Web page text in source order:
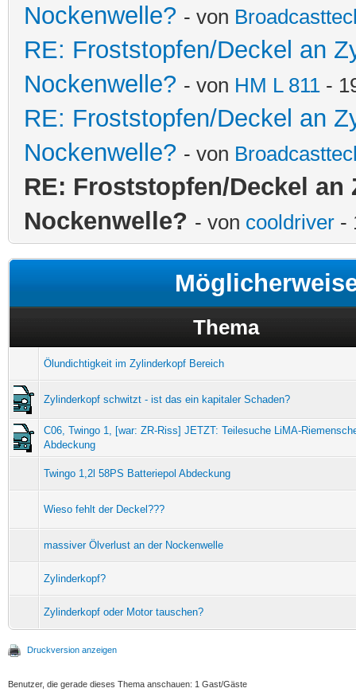
Nockenwelle? - von
RE: Froststopfen/Deckel an
Nockenwelle? - von HM L 811 -
RE: Froststopfen/Deckel an
Nockenwelle? - von
RE: Froststopfen/Deckel
Nockenwelle? - von cooldriver -
Thema
Ölundichtigkeit im Zylinderkopf Bereich
Zylinderkopf schwitzt - ist das ein kapitaler Schaden?
C06, Twingo 1, [war: ZR-Riss] JETZT: Teilesuche LiMA-
Abdeckung
Twingo 1,2l 58PS Batteriepol Abdeckung
Wieso fehlt der Deckel???
massiver Ölverlust an der Nockenwelle
Zylinderkopf?
Zylinderkopf oder Motor tauschen?
Druckversion anzeigen
Benutzer, die gerade dieses Thema anschauen: 1 Gast/Gäste